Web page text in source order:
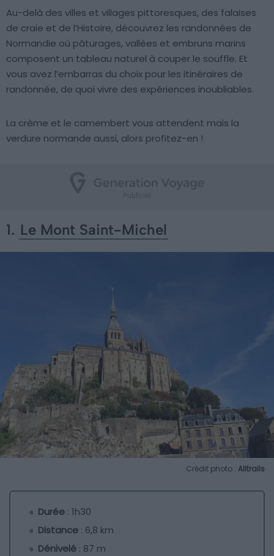
Au-delà des villes et villages pittoresques, des falaises
de craie et de l’Histoire, découvrez les randonnées de
Normandie où pâturages, vallées et embruns marins
composent un tableau naturel à couper le souffle. Et
vous avez l’embarras du choix pour les itinéraires de
randonnée, de quoi vivre des expériences inoubliables.
La crème et le camembert vous attendent mais la
verdure normande aussi, alors profitez-en !
1. Le Mont Saint-Michel
Crédit photo : Alltrails
Durée : 1h30
Distance : 6,8 km
Dénivelé : 87 m